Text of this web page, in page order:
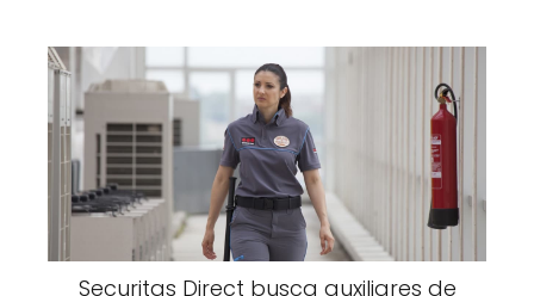
Securitas Direct busca auxiliares de